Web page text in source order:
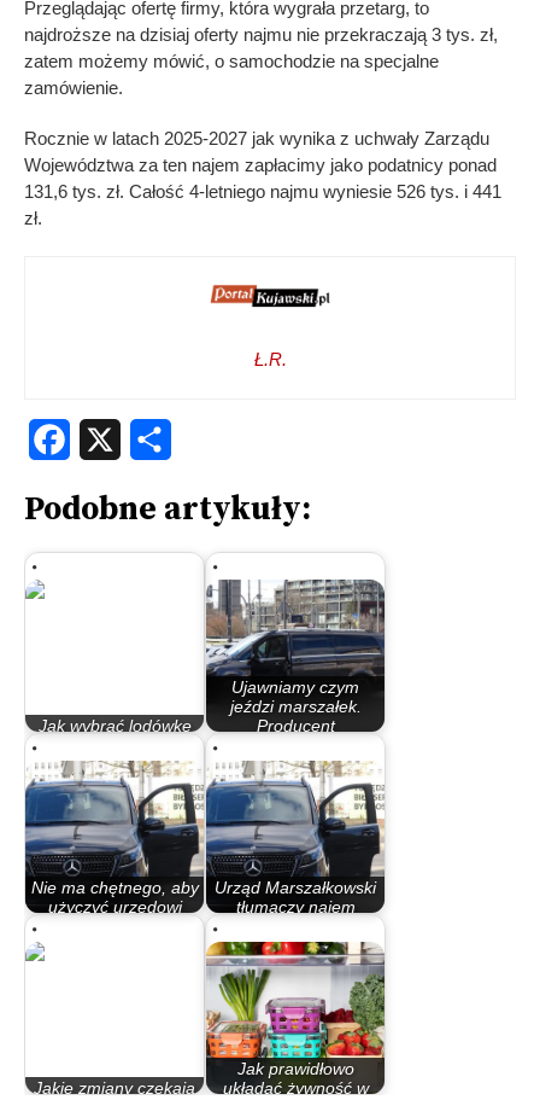
Przeglądając ofertę firmy, która wygrała przetarg, to
najdroższe na dzisiaj oferty najmu nie przekraczają 3 tys. zł,
zatem możemy mówić, o samochodzie na specjalne
zamówienie.
Rocznie w latach 2025-2027 jak wynika z uchwały Zarządu
Województwa za ten najem zapłacimy jako podatnicy ponad
131,6 tys. zł. Całość 4-letniego najmu wyniesie 526 tys. i 441
zł.
Ł.R.
Facebook
Podobne artykuły:
Jak wybrać lodówkę
Ujawniamy czym
jeździ marszałek.
Producent
Nie ma chętnego, aby
użyczyć urzędowi
Urząd Marszałkowski
tłumaczy najem
Jakie zmiany czekają
Jak prawidłowo
układać żywność w